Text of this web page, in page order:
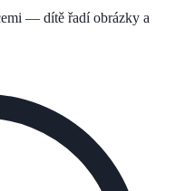
— dítě řadí obrázky a